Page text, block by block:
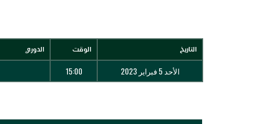
التاريخ الوقت الدوري
الأحد 5 فبراير 2023 15:00